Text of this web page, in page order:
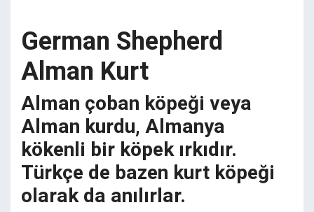
German Shepherd
Alman Kurt
Alman çoban köpeği veya
Alman kurdu, Almanya
kökenli bir köpek ırkıdır.
Türkçe de bazen kurt köpeği
olarak da anılırlar.